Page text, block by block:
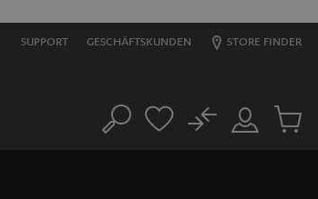
SUPPORT GESCHÄFTSKUNDEN STORE FINDER
Suche
Mein
No
Artikel